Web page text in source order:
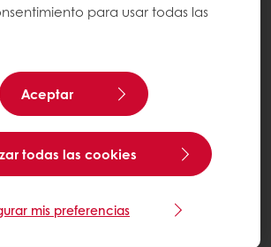
para usar todas las
Aceptar
todas las cookies
mis preferencias